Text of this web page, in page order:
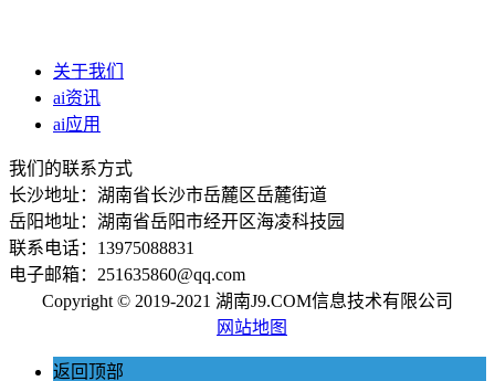
关于我们
ai资讯
ai应用
我们的联系方式
长沙地址：湖南省长沙市岳麓区岳麓街道
岳阳地址：湖南省岳阳市经开区海凌科技园
联系电话：13975088831
电子邮箱：251635860@qq.com
Copyright © 2019-2021 湖南J9.COM信息技术有限公司
网站地图
返回顶部